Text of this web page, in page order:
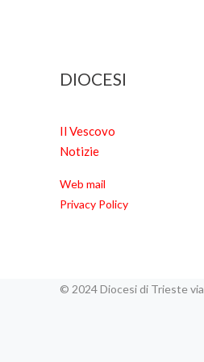
DIOCESI
Il Vescovo
Notizie
Web mail
Privacy Policy
© 2024 Diocesi di Trieste